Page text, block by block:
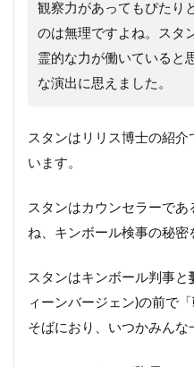
観察力があってもぴたり
のは無理ですよね。スタ
霊的な力が働いていると
な演出に思えました。
スタンはリリス博士の紹介
います。
スタンはカウンセラーで
ね、キンボール検事の秘密
スタンはキンボール判事と
ィーンバージェン)の前で
そばにおり、いつかみんな